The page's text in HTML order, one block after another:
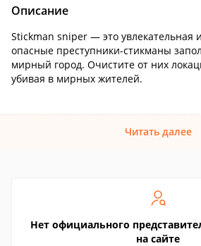
Описание
Stickman sniper — это увлекательная
опасные преступники-стикманы
мирный город. Очистите от них
убивая в мирных жителей.
Читать далее
Нет официального
на сайте